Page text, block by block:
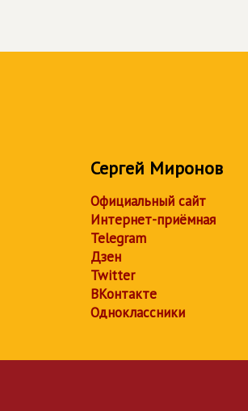
Сергей Миронов
Официальный сайт
Интернет-приёмная
Telegram
Дзен
Twitter
ВКонтакте
Одноклассники